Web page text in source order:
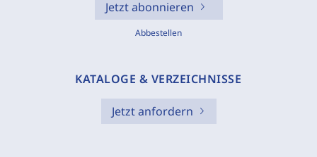
Jetzt abonnieren
Abbestellen
KATALOGE & VERZEICHNISSE
Jetzt anfordern